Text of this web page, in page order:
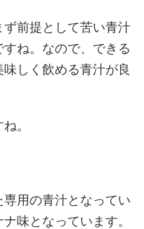
前提として苦い青汁
ね。なので、できる
しく飲める青汁が良
。
用の青汁となってい
味となっています。